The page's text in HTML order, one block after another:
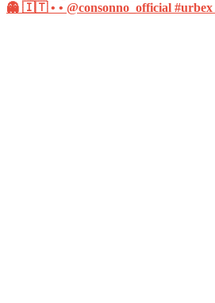
👻 🇮🇹 • • @consonno_official